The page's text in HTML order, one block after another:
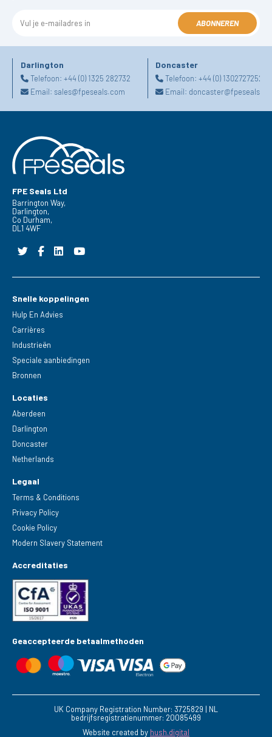
ABONNEREN
Darlington
Telefoon: +44 (0) 1325 282732
Email: sales@fpeseals.com
Doncaster
Telefoon:+44 (0) 1302727252
Email:
FPE Seals Ltd
Barrington Way,
Darlington,
Co Durham,
DL1 4WF
Snelle koppelingen
Hulp En Advies
Carrières
Industrieën
Speciale aanbiedingen
Bronnen
Locaties
Aberdeen
Darlington
Doncaster
Netherlands
Legaal
Terms & Conditions
Privacy Policy
Cookie Policy
Modern Slavery Statement
Accreditaties
Geaccepteerde betaalmethoden
UK Company Registration Number: 3725829 | NL
bedrijfsregistratienummer: 20085499
Website created by hush.digital